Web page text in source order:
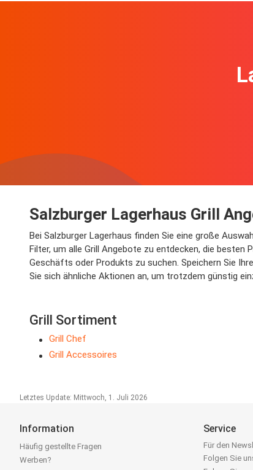
Salzburger Lagerhaus Grill
Bei Salzburger Lagerhaus finden Sie eine große
Filter, um alle Grill Angebote zu entdecken, die
Geschäfts oder Produkts zu suchen. Speichern Sie
Sie sich ähnliche Aktionen an, um trotzdem günstig
Grill Sortiment
Grill Chef
Grill Accessoires
Letztes Update: Mittwoch, 1. Juli 2026
Information
Häufig gestellte Fragen
Werben?
Service
Für den
Folgen Sie